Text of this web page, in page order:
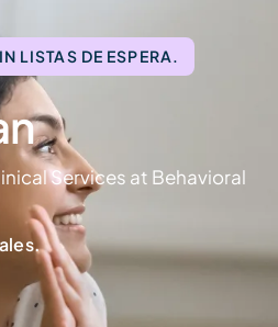
LISTAS DE ESPERA.
Services at Behavioral